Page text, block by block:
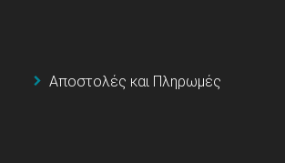
Αποστολές και Πληρωμές